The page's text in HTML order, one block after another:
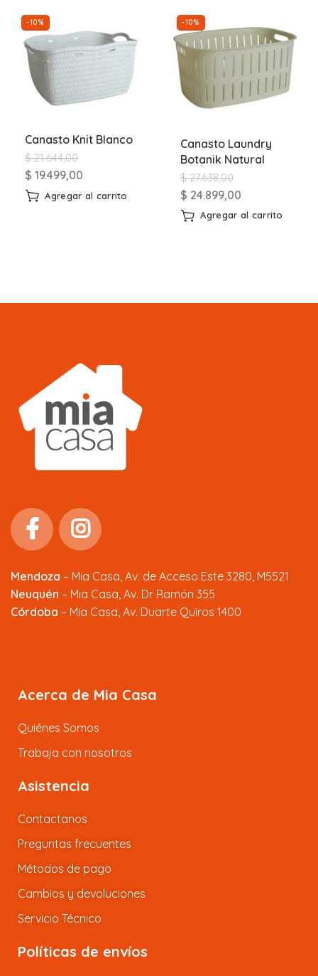
-10%
Canasto Knit Blanco
$21.644,00
$ 19.499,00
Agregar al carrito
-10%
Canasto Laundry
Botanik Natural
$27.638,00
$ 24.899,00
Agregar al carrito
Mendoza – Mia Casa, Av. de Acceso Este 3280, M5521
Neuquén – Mia Casa, Av. Dr Ramón 355
Córdoba – Mia Casa, Av. Duarte Quiros 1400
Acerca de Mia Casa
Quiénes Somos
Trabaja con nosotros
Asistencia
Contactanos
Preguntas frecuentes
Métodos de pago
Cambios y devoluciones
Servicio Técnico
Políticas de envíos